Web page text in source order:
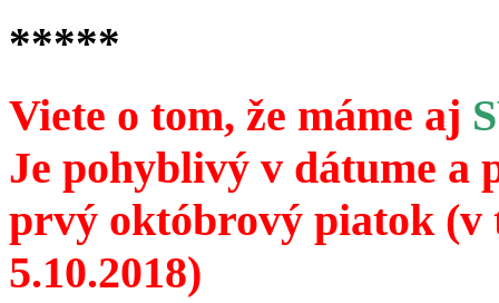
*****
Viete o tom, že máme aj
Je pohyblivý v dátume a
prvý októbrový piatok
5.10.2018)